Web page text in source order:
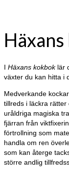
I Häxans kokboklär
växter du kan hitta i
Medverkande
tillreds i läckra rätter
uråldriga magiska
fjärran från
förtrollning som
handla om ren
som kan återge
större andlig